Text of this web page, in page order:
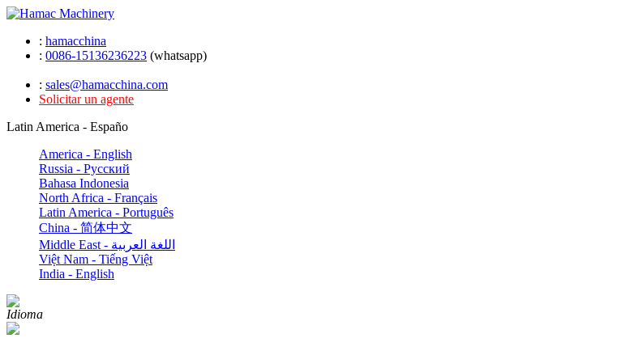
: hamacchina
: 0086-15136236223 (whatsapp)
: sales@hamacchina.com
Solicitar un agente
Latin America - Españo
America - English
Russia - Pусский
Bahasa Indonesia
North Africa - Français
Latin America - Português
China - 简体中文
Middle East - اللغة العربية
Việt Nam - Tiếng Việt
India - English
Idioma